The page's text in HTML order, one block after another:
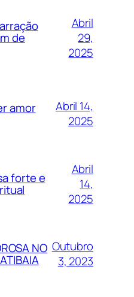
de
Abril
29,
2025
amor
Abril 14,
2025
forte e
Abril
14,
2025
NO Outubro
3, 2023